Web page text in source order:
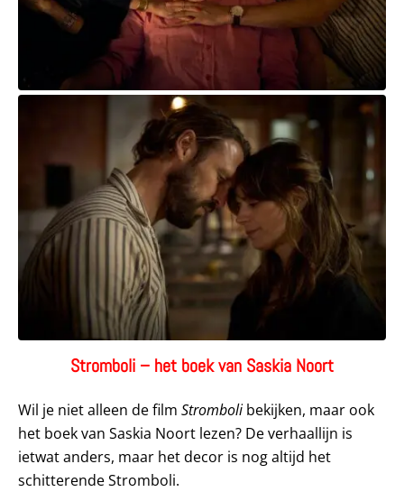
Stromboli – het boek van Saskia Noort
Wil je niet alleen de film Strombolibekijken, maar ook
het boek van Saskia Noort lezen? De verhaallijn is
ietwat anders, maar het decor is nog altijd het
schitterende Stromboli.